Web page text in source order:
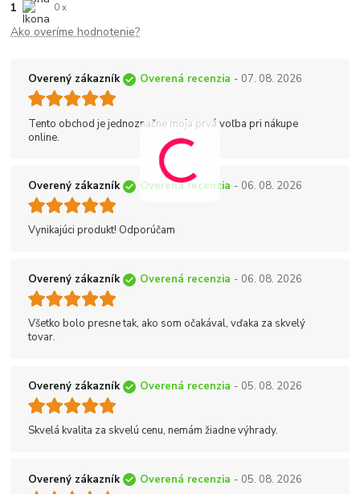
1 0 x
Ako overíme hodnotenie?
Overený zákazník Overená recenzia - 07. 08. 2026
Tento obchod je jednoznačne moja prvá voľba pri nákupe
online.
Overený zákazník Overená recenzia - 06. 08. 2026
Vynikajúci produkt! Odporúčam
Overený zákazník Overená recenzia - 06. 08. 2026
Všetko bolo presne tak, ako som očakával, vďaka za skvelý
tovar.
Overený zákazník Overená recenzia - 05. 08. 2026
Skvelá kvalita za skvelú cenu, nemám žiadne výhrady.
Overený zákazník Overená recenzia - 05. 08. 2026